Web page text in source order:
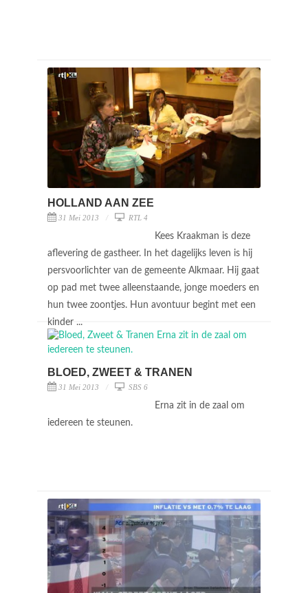
HOLLAND AAN ZEE
31 Mei 2013 RTL 4
Kees Kraakman is deze
aflevering de gastheer. In het dagelijks leven is hij
persvoorlichter van de gemeente Alkmaar. Hij gaat
op pad met twee alleenstaande, jonge moeders en
hun twee zoontjes. Hun avontuur begint met een
kinder ...
BLOED, ZWEET & TRANEN
31 Mei 2013 SBS 6
Erna zit in de zaal om
iedereen te steunen.